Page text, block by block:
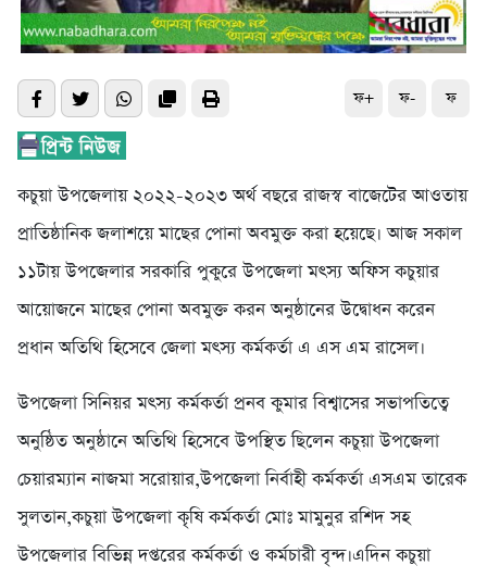
ফ+ ফ- ফ
কচুয়া উপজেলায় ২০২২-২০২৩ অর্থ বছরে রাজস্ব বাজেটের আওতায়
প্রাতিষ্ঠানিক জলাশয়ে মাছের পোনা অবমুক্ত করা হয়েছে। আজ সকাল
১১টায় উপজেলার সরকারি পুকুরে উপজেলা মৎস্য অফিস কচুয়ার
আয়োজনে মাছের পোনা অবমুক্ত করন অনুষ্ঠানের উদ্বোধন করেন
প্রধান অতিথি হিসেবে জেলা মৎস্য কর্মকর্তা এ এস এম রাসেল।
উপজেলা সিনিয়র মৎস্য কর্মকর্তা প্রনব কুমার বিশ্বাসের সভাপতিত্বে
অনুষ্ঠিত অনুষ্ঠানে অতিথি হিসেবে উপস্থিত ছিলেন কচুয়া উপজেলা
চেয়ারম্যান নাজমা সরোয়ার,উপজেলা নির্বাহী কর্মকর্তা এসএম তারেক
সুলতান,কচুয়া উপজেলা কৃষি কর্মকর্তা মোঃ মামুনুর রশিদ সহ
উপজেলার বিভিন্ন দপ্তরের কর্মকর্তা ও কর্মচারী বৃন্দ।এদিন কচুয়া